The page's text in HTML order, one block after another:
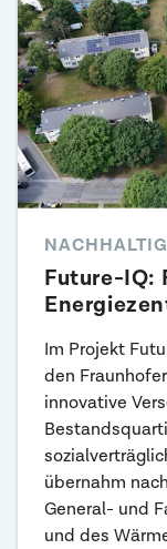
Future-IQ:
Im Projekt
den
innovative
übernahm
General- und
und des